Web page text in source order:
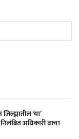
‘या’
अधिकारी वाचा